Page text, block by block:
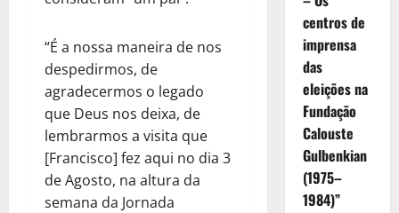
“É a nossa maneira de nos
despedirmos, de
agradecermos o legado
que Deus nos deixa, de
lembrarmos a visita que
[Francisco] fez aqui no dia 3
de Agosto, na altura da
semana da Jornada
centros de
imprensa
das
eleições na
Fundação
Calouste
Gulbenkian
(1975–
1984)”